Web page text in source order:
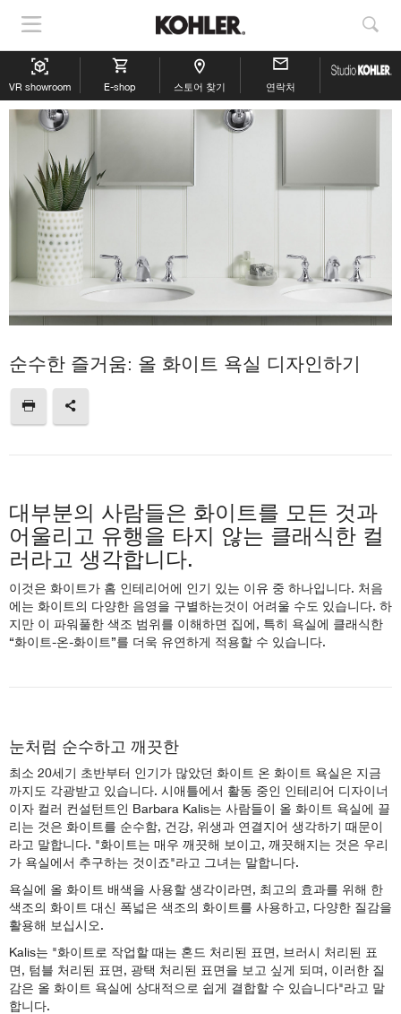
내
비
게
이
션
표
시
검
색
보
VR showroom E-shop 스토어 찾기 연락처
순수한 즐거움: 올 화이트 욕실 디자인하기
대부분의 사람들은 화이트를 모든 것과
어울리고 유행을 타지 않는 클래식한 컬
러라고 생각합니다.
이것은 화이트가 홈 인테리어에 인기 있는 이유 중 하나입니다. 처음
에는 화이트의 다양한 음영을 구별하는것이 어려울 수도 있습니다. 하
지만 이 파워풀한 색조 범위를 이해하면 집에, 특히 욕실에 클래식한
“화이트-온-화이트”를 더욱 유연하게 적용할 수 있습니다.
눈처럼 순수하고 깨끗한
최소 20세기 초반부터 인기가 많았던 화이트 온 화이트 욕실은 지금
까지도 각광받고 있습니다. 시애틀에서 활동 중인 인테리어 디자이너
이자 컬러 컨설턴트인 Barbara Kalis는 사람들이 올 화이트 욕실에 끌
리는 것은 화이트를 순수함, 건강, 위생과 연결지어 생각하기 때문이
라고 말합니다. "화이트는 매우 깨끗해 보이고, 깨끗해지는 것은 우리
가 욕실에서 추구하는 것이죠"라고 그녀는 말합니다.
욕실에 올 화이트 배색을 사용할 생각이라면, 최고의 효과를 위해 한
색조의 화이트 대신 폭넓은 색조의 화이트를 사용하고, 다양한 질감을
활용해 보십시오.
Kalis는 "화이트로 작업할 때는 혼드 처리된 표면, 브러시 처리된 표
면, 텀블 처리된 표면, 광택 처리된 표면을 보고 싶게 되며, 이러한 질
감은 올 화이트 욕실에 상대적으로 쉽게 결합할 수 있습니다"라고 말
합니다.